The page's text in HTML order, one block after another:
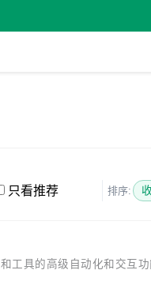
只看推荐 排序:
具的高级自动化和交互功